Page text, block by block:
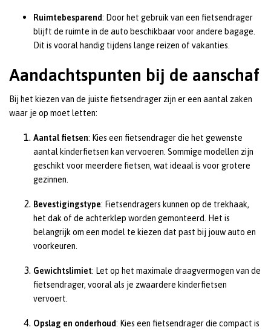
Ruimtebesparend: Door het gebruik van een fietsendrager
blijft de ruimte in de auto beschikbaar voor andere bagage.
Dit is vooral handig tijdens lange reizen of vakanties.
Aandachtspunten bij de aanschaf
Bij het kiezen van de juiste fietsendrager zijn er een aantal zaken
waar je op moet letten:
Aantal fietsen: Kies een fietsendrager die het gewenste
aantal kinderfietsen kan vervoeren. Sommige modellen zijn
geschikt voor meerdere fietsen, wat ideaal is voor grotere
gezinnen.
Bevestigingstype: Fietsendragers kunnen op de trekhaak,
het dak of de achterklep worden gemonteerd. Het is
belangrijk om een model te kiezen dat past bij jouw auto en
voorkeuren.
Gewichtslimiet: Let op het maximale draagvermogen van de
fietsendrager, vooral als je zwaardere kinderfietsen
vervoert.
Opslag en onderhoud: Kies een fietsendrager die compact is